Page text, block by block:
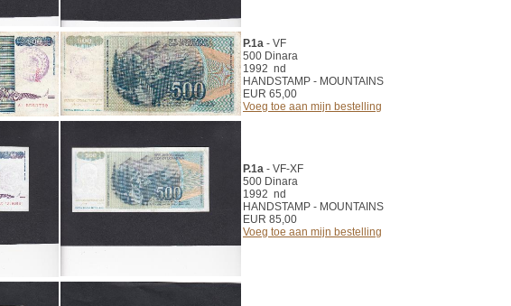
P.1a - VF
500 Dinara
1992 nd
HANDSTAMP - MOUNTAINS
EUR 65,00
Voeg toe aan mijn bestelling
P.1a - VF-XF
500 Dinara
1992 nd
HANDSTAMP - MOUNTAINS
EUR 85,00
Voeg toe aan mijn bestelling